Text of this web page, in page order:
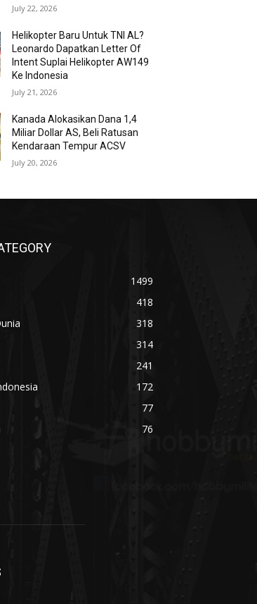
July 22, 2026
Helikopter Baru Untuk TNI AL?
Leonardo Dapatkan Letter Of
Intent Suplai Helikopter AW149
Ke Indonesia
July 21, 2026
Kanada Alokasikan Dana 1,4
Miliar Dollar AS, Beli Ratusan
Kendaraan Tempur ACSV
July 20, 2026
1499
418
318
314
241
172
77
76